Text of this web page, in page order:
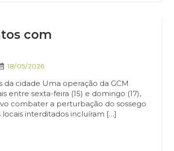
com
18/05/2026
cidade Uma operação da GCM
entre sexta-feira (15) e domingo (17),
combater a perturbação do sossego
interditados incluíram […]